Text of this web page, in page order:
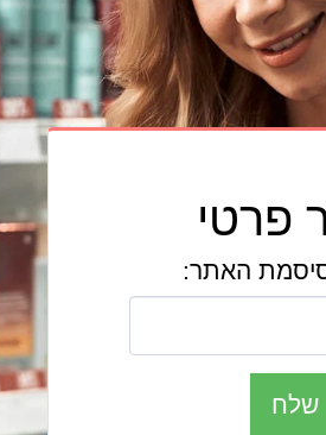
פרטי
האתר:
שלח